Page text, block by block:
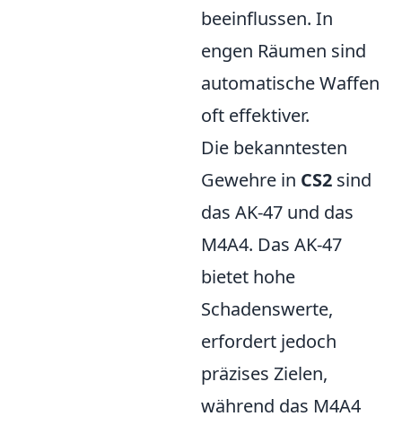
beeinflussen. In
engen Räumen sind
automatische Waffen
oft effektiver.
Die bekanntesten
Gewehre in CS2 sind
das AK-47 und das
M4A4. Das AK-47
bietet hohe
Schadenswerte,
erfordert jedoch
präzises Zielen,
während das M4A4